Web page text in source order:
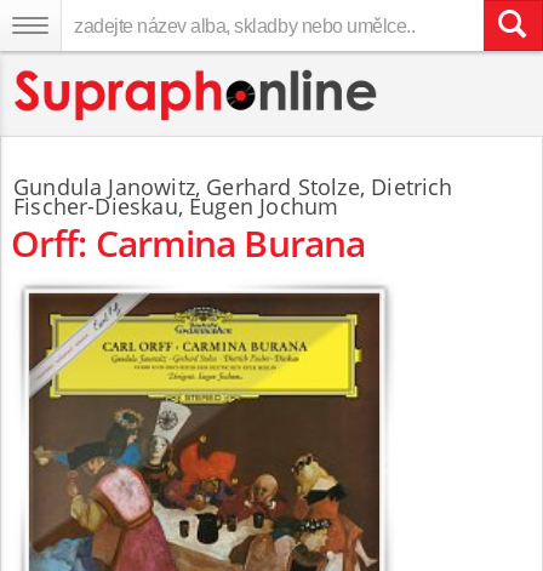
Gundula Janowitz, Gerhard Stolze, Dietrich
Fischer-Dieskau, Eugen Jochum
Orff: Carmina Burana